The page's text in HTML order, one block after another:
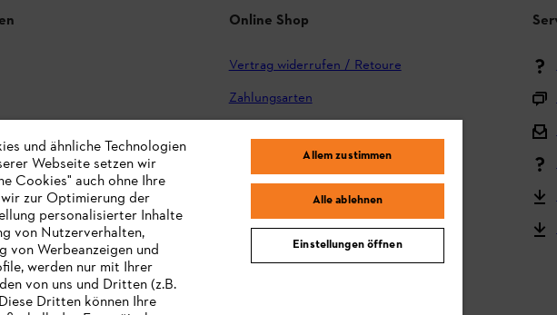
für Lieferunternehmen
Online Shop
Vertrag widerrufen / Retoure
Zahlungsarten
Reklamation und Garantie
STIHL Kooperationsprogramm
STIHL Bedienungsanleitungen
MY STIHL
und ähnliche Technologien
Webseite setzen wir
Cookies" auch ohne Ihre
zur Optimierung der
personalisierter Inhalte
von Nutzerverhalten,
von Werbeanzeigen und
werden nur mit Ihrer
von uns und Dritten (z.B.
Dritten können Ihre
Allem zustimmen
Alle ablehnen
Einstellungen öffnen